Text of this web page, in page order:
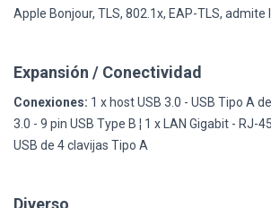
Apple Bonjour, TLS, 802.1x, EAP-TLS, admite
Expansión / Conectividad
Conexiones: 1 x host USB 3.0 - USB Tipo A
3.0 - 9 pin USB Type B ¦ 1 x LAN Gigabit - RJ-
USB de 4 clavijas Tipo A
Diverso